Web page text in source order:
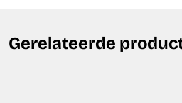
Gerelateerde